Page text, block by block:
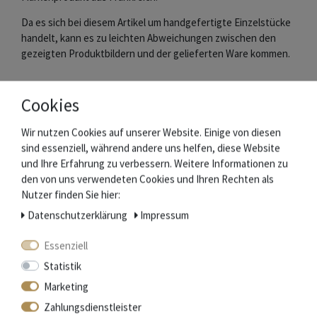
Da es sich bei diesem Artikel um handgefertigte Einzelstücke
handelt, kann es zu leichten Abweichungen zwischen den
gezeigten Produktbildern und der gelieferten Ware kommen.
Gesamtlänge 24 cm, Gewicht 80 g)
Ursprungszertifikat
Das Messer ist NICHT für die Spülmaschine geeignet!
Die Schmiede Laguiole en Aubrac
Im Südwesten Frankreichs, im Département Aveyron, werden
seit Mitte des 19. Jahrhunderts die weltweit
bekannten Laguiole Messer hergestellt.
Cookies
Wir nutzen Cookies auf unserer Website. Einige von diesen
sind essenziell, während andere uns helfen, diese Website
und Ihre Erfahrung zu verbessern. Weitere Informationen zu
den von uns verwendeten Cookies und Ihren Rechten als
Nutzer finden Sie hier:
Daten­schutz­erklärung
Impressum
Essenziell
Statistik
Marketing
Zahlungsdienstleister